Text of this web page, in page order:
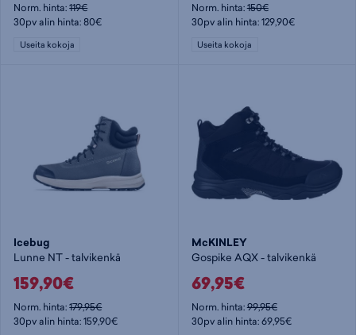
Norm. hinta:119€
30pv alin hinta: 80€
Useita kokoja
Norm. hinta:150€
30pv alin hinta: 129,90€
Useita kokoja
Icebug
Lunne NT - talvikenkä
159,90€
Norm. hinta:179,95€
30pv alin hinta: 159,90€
McKINLEY
Gospike AQX - talvikenkä
69,95€
Norm. hinta:99,95€
30pv alin hinta: 69,95€